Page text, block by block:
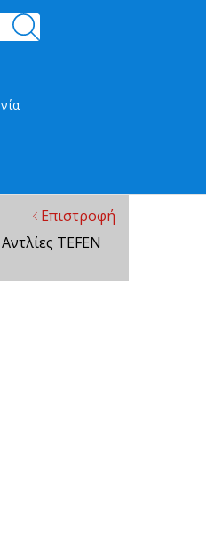
Αντλίες TEFEN
Επιστροφή